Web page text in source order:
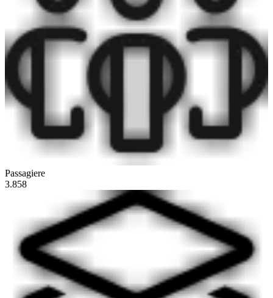
Passagiere
3.858